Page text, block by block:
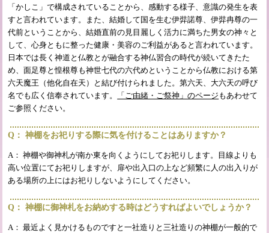
「かしこ」で構成されていることから、感動する様子、意識の発生を表
すと言われています。また、結婚して国を生む伊弉諾尊、伊弉冉尊の一
代前ということから、結婚直前の見目麗しく活力に満ちた男女の神々と
して、心身ともに整った健康・美容のご利益があると言われています。
日本では長く神道と仏教とが融合する神仏習合の時代が続いてきたた
め、面足尊と惶根尊も神世七代の六代めということから仏教における第
六天魔王（他化自在天）と結び付けられました。第六天、大六天の呼び
名でも広く信奉されています。
「ご由緒・ご祭神」のページ もあわせて
ご参照ください。
Q： 神棚をお祀りする際に気を付けることはありますか？
A： 神棚や御神札が南か東を向くようにしてお祀りします。目線よりも
高い位置にてお祀りしますが、扉や出入口の上など頻繁に人の出入りが
ある場所の上にはお祀りしないようにしてください。
Q： 神棚に御神札をお納めする時はどうすればよいでしょうか？
A： 最近よく見かけるものですと一社造りと三社造りの神棚が一般的で